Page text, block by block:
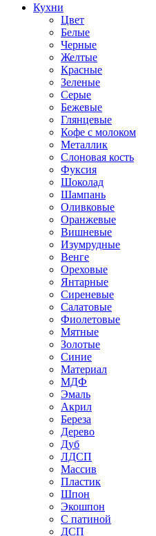
Кухни
Цвет
Белые
Черные
Желтые
Красные
Зеленые
Серые
Бежевые
Глянцевые
Кофе с молоком
Металлик
Слоновая кость
Фуксия
Шоколад
Шампань
Оливковые
Оранжевые
Вишневые
Изумрудные
Венге
Ореховые
Янтарные
Сиреневые
Салатовые
Фиолетовые
Мятные
Золотые
Синие
Материал
МДФ
Эмаль
Акрил
Береза
Дерево
Дуб
ЛДСП
Массив
Пластик
Шпон
Экошпон
С патиной
ДСП